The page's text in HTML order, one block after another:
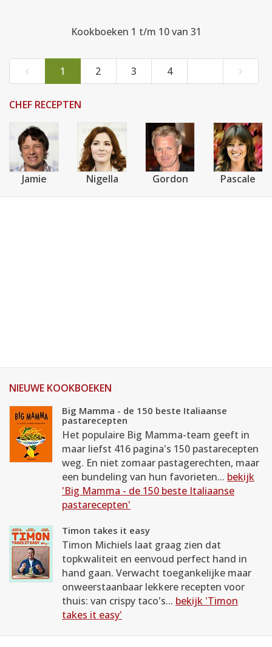
Kookboeken 1 t/m 10 van 31
‹ 1 2 3 4 ›
CHEF RECEPTEN
Jamie Nigella Gordon Pascale
NIEUWE KOOKBOEKEN
Big Mamma - de 150 beste Italiaanse
pastarecepten
Het populaire Big Mamma-team geeft in
maar liefst 416 pagina's 150 pastarecepten
weg. En niet zomaar pastagerechten, maar
een bundeling van hun favorieten... bekijk
'Big Mamma - de 150 beste Italiaanse
pastarecepten'
Timon takes it easy
Timon Michiels laat graag zien dat
topkwaliteit en eenvoud perfect hand in
hand gaan. Verwacht toegankelijke maar
onweerstaanbaar lekkere recepten voor
thuis: van crispy taco's... bekijk 'Timon
takes it easy'